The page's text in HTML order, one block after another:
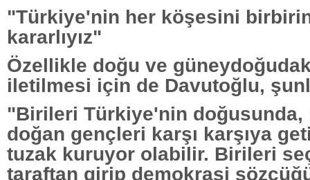
"Türkiye'nin her köşesini
kararlıyız"
Özellikle doğu ve
iletilmesi için de Davutoğlu,
"Birileri Türkiye'nin doğusunda,
doğan gençleri karşı karşıya
tuzak kuruyor olabilir. Birileri
taraftan girip demokrasi